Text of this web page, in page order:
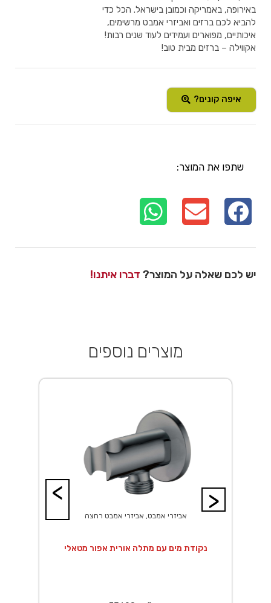
באירופה, באמריקה וכמובן בישראל. הכל כדי
להביא לכם ברזים ואביזרי אמבט מרשימים,
איכותיים, מפוארים ועמידים לעוד שנים רבות!
אקווילה – ברזים מבית טוב!
איפה קונים?
שתפו את המוצר:
יש לכם שאלה על המוצר? דברו איתנו!
מוצרים נוספים
>
אביזרי אמבט, אביזרי אמבט רחצה
נקודת מים עם מתלה אורית אפור מטאלי
<